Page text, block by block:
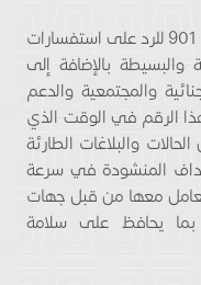
وأضاف سعادته أنه سيتم تخصيص الرقم 901 للرد على استفسارات
بالإضافة إلى
والمجتمعية والدعم
من خلال هذا الرقم في الوقت الذي
999 لاستقبال الحالات والبلاغات الطارئة
المنشودة في سرعة
معها من قبل جهات
بما يحافظ على سلامة